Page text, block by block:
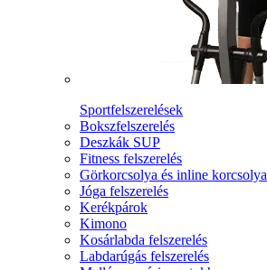
Sportfelszerelések
Bokszfelszerelés
Deszkák SUP
Fitness felszerelés
Görkorcsolya és inline korcsolya
Jóga felszerelés
Kerékpárok
Kimono
Kosárlabda felszerelés
Labdarúgás felszerelés